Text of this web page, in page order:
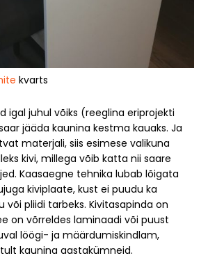
kvarts
igal juhul võiks (reeglina eriprojekti
jääda kaunina kestma kauaks. Ja
materjali, siis esimese valikuna
kivi, millega võib katta nii saare
Kaasaegne tehnika lubab lõigata
kiviplaate, kust ei puudu ka
või pliidi tarbeks. Kivitasapinda on
on võrreldes laminaadi või puust
löögi- ja määrdumiskindlam,
kaunina aastakümneid.